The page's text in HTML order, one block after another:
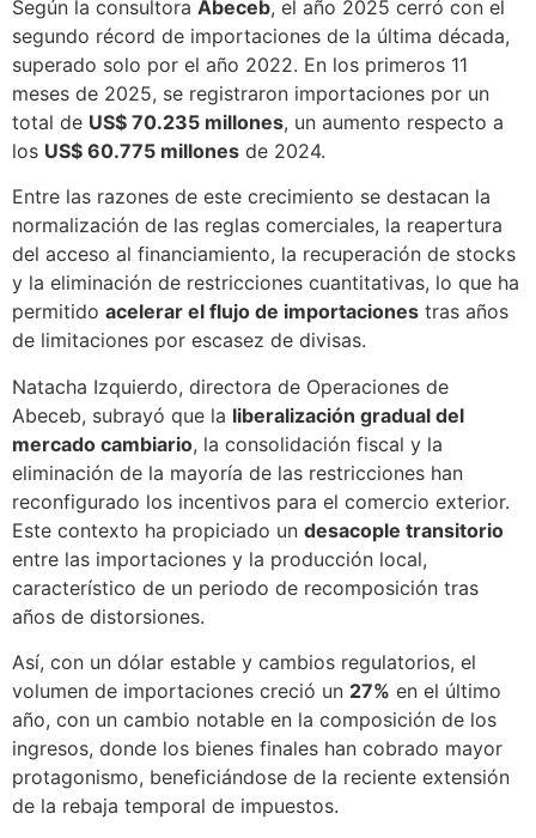
Según la consultora Abeceb, el año 2025 cerró con el
segundo récord de importaciones de la última década,
superado solo por el año 2022. En los primeros 11
meses de 2025, se registraron importaciones por un
total de US$ 70.235 millones, un aumento respecto a
los US$ 60.775 millones de 2024.
Entre las razones de este crecimiento se destacan la
normalización de las reglas comerciales, la reapertura
del acceso al financiamiento, la recuperación de stocks
y la eliminación de restricciones cuantitativas, lo que ha
permitido acelerar el flujo de importaciones tras años
de limitaciones por escasez de divisas.
Natacha Izquierdo, directora de Operaciones de
Abeceb, subrayó que la liberalización gradual del
mercado cambiario, la consolidación fiscal y la
eliminación de la mayoría de las restricciones han
reconfigurado los incentivos para el comercio exterior.
Este contexto ha propiciado un desacople transitorio
entre las importaciones y la producción local,
característico de un periodo de recomposición tras
años de distorsiones.
Así, con un dólar estable y cambios regulatorios, el
volumen de importaciones creció un 27% en el último
año, con un cambio notable en la composición de los
ingresos, donde los bienes finales han cobrado mayor
protagonismo, beneficiándose de la reciente extensión
de la rebaja temporal de impuestos.